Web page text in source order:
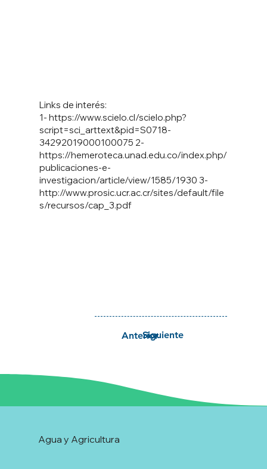
1-https://www.scielo.cl/scielo.php?
script=sci_arttext&pid=S0718-
34292019000100075 2-
https://hemeroteca.unad.edu.co/index.php/
publicaciones-e-
investigacion/article/view/1585/1930 3-
http://www.prosic.ucr.ac.cr/sites/default/file
s/recursos/cap_3.pdf
Links de interés:
Siguiente
Anterior
Agua y Agricultura